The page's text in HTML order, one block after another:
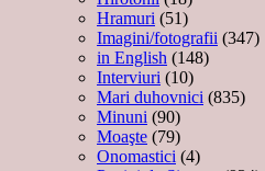
Hramuri (51)
Imagini/fotografii (347)
in English (148)
Interviuri (10)
Mari duhovnici (835)
Minuni (90)
Moaşte (79)
Onomastici (4)